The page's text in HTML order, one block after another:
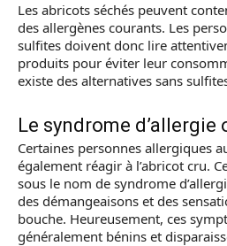
Les abricots séchés peuvent
des allergènes courants. Les
sulfites doivent donc lire
produits pour éviter leur
existe des alternatives sans
Le syndrome d’allergie
Certaines personnes allergiques
également réagir à l’abricot cru.
sous le nom de syndrome
des démangeaisons et des
bouche. Heureusement, ces
généralement bénins et